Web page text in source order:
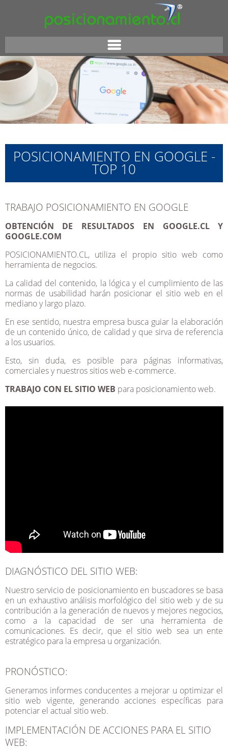
POSICIONAMIENTO EN GOOGLE -
TOP 10
TRABAJO POSICIONAMIENTO EN GOOGLE
OBTENCIÓN DE RESULTADOS EN GOOGLE.CL Y
GOOGLE.COM
POSICIONAMIENTO.CL, utiliza el propio sitio web como
herramienta de negocios.
La calidad del contenido, la lógica y el cumplimiento de las
normas de usabilidad harán posicionar el sitio web en el
mediano y largo plazo.
En ese sentido, nuestra empresa busca guiar la elaboración
de un contenido único, de calidad y que sirva de referencia
a los usuarios.
Esto, sin duda, es posible para páginas informativas,
comerciales y nuestros sitios web e-commerce.
TRABAJO CON EL SITIO WEB para posicionamiento web.
DIAGNÓSTICO DEL SITIO WEB:
Nuestro servicio de posicionamiento en buscadores se basa
en un exhaustivo análisis morfológico del sitio web y de su
contribución a la generación de nuevos y mejores negocios,
como a la capacidad de ser una herramienta de
comunicaciones. Es decir, que el sitio web sea un ente
estratégico para la empresa u organización.
PRONÓSTICO:
Generamos informes conducentes a mejorar u optimizar el
sitio web vigente, generando acciones específicas para
potenciar el actual sitio web.
IMPLEMENTACIÓN DE ACCIONES PARA EL SITIO
WEB: